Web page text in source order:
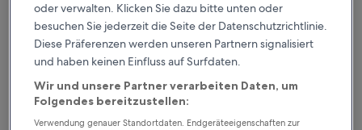
oder verwalten. Klicken Sie dazu bitte unten oder
besuchen Sie jederzeit die Seite der Datenschutzrichtlinie.
Diese Präferenzen werden unseren Partnern signalisiert
und haben keinen Einfluss auf Surfdaten.
Wir und unsere Partner verarbeiten Daten, um
Folgendes bereitzustellen:
Verwendung genauer Standortdaten. Endgeräteeigenschaften zur